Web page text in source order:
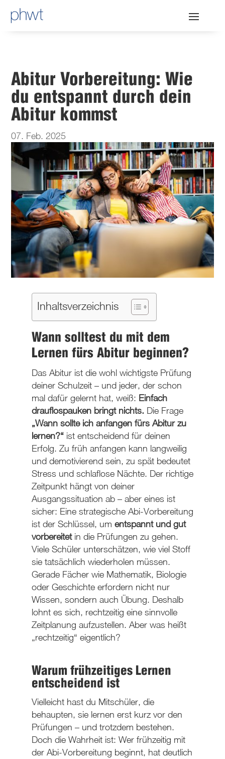
Abitur Vorbereitung: Wie
du entspannt durch dein
Abitur kommst
07. Feb. 2025
Inhaltsverzeichnis
Wann solltest du mit dem
Lernen fürs Abitur beginnen?
Das Abitur ist die wohl wichtigste Prüfung
deiner Schulzeit – und jeder, der schon
mal dafür gelernt hat, weiß: Einfach
drauflospauken bringt nichts. Die Frage
„Wann sollte ich anfangen fürs Abitur zu
lernen?“ist entscheidend für deinen
Erfolg. Zu früh anfangen kann langweilig
und demotivierend sein, zu spät bedeutet
Stress und schlaflose Nächte. Der richtige
Zeitpunkt hängt von deiner
Ausgangssituation ab – aber eines ist
sicher: Eine strategische Abi-Vorbereitung
ist der Schlüssel, um entspannt und gut
vorbereitetin die Prüfungen zu gehen.
Viele Schüler unterschätzen, wie viel Stoff
sie tatsächlich wiederholen müssen.
Gerade Fächer wie Mathematik, Biologie
oder Geschichte erfordern nicht nur
Wissen, sondern auch Übung. Deshalb
lohnt es sich, rechtzeitig eine sinnvolle
Zeitplanung aufzustellen. Aber was heißt
„rechtzeitig“ eigentlich?
Warum frühzeitiges Lernen
entscheidend ist
Vielleicht hast du Mitschüler, die
behaupten, sie lernen erst kurz vor den
Prüfungen – und trotzdem bestehen.
Doch die Wahrheit ist: Wer frühzeitig mit
der Abi-Vorbereitung beginnt, hat deutlich